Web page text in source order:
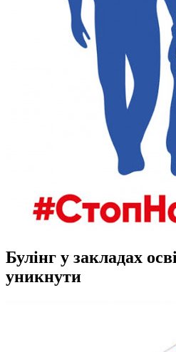
Булінг у закладах
уникнути